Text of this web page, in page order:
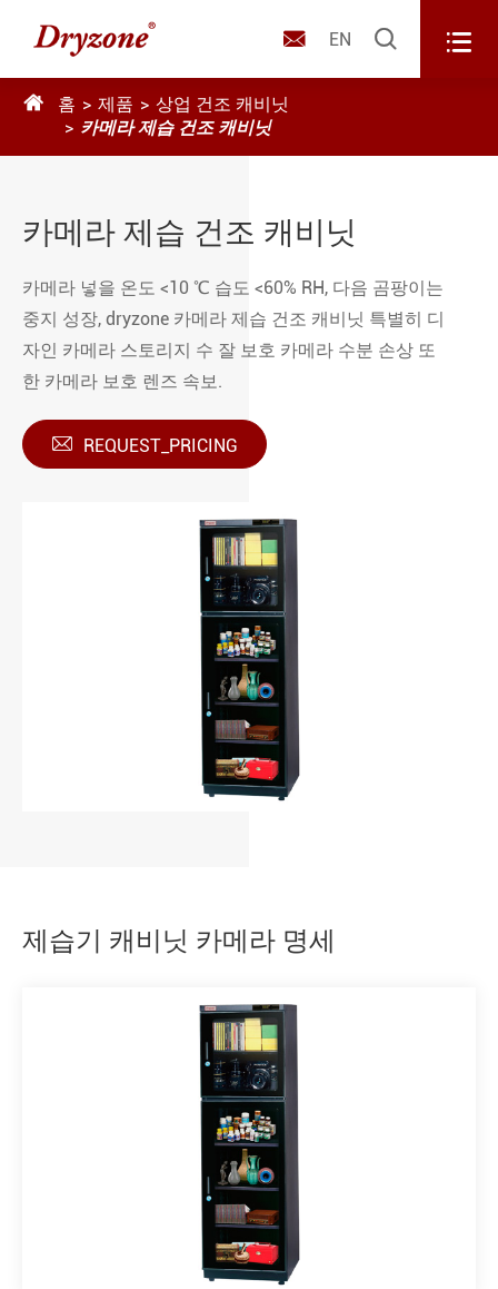
 EN  
 홈 제품
상업 건조 캐비닛
카메라 제습 건조 캐비닛
카메라 제습 건조 캐비닛
카메라 넣을 온도 <10 ℃ 습도 <60% RH, 다음 곰팡이는
중지 성장, dryzone 카메라 제습 건조 캐비닛 특별히 디
자인 카메라 스토리지 수 잘 보호 카메라 수분 손상 또
한 카메라 보호 렌즈 속보.
 REQUEST_PRICING
제습기 캐비닛 카메라 명세